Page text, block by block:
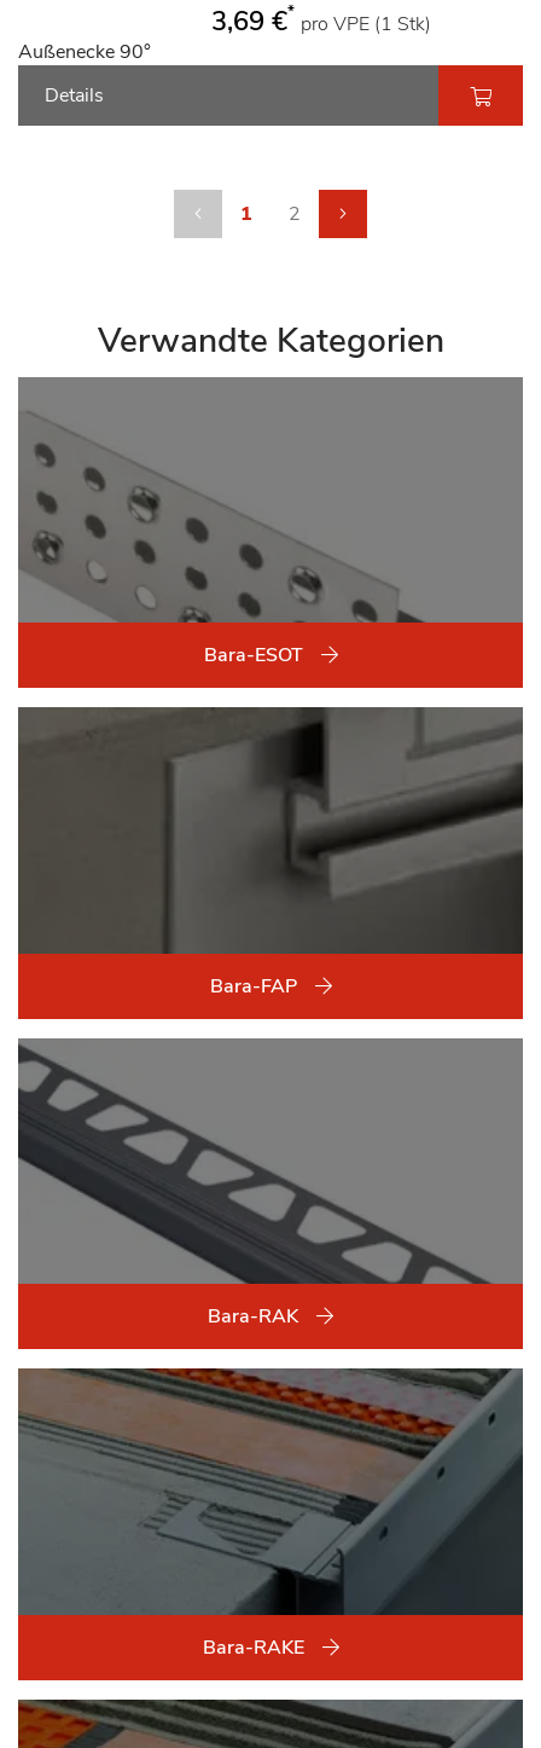
3,69 €* pro VPE (1 Stk)
Außenecke 90°
Details
Seite
Seite
ZurückSie lesen gerade die Seite
1 Seite
2
Verwandte Kategorien
Bara-ESOT
Bara-FAP
Bara-RAK
Bara-RAKE